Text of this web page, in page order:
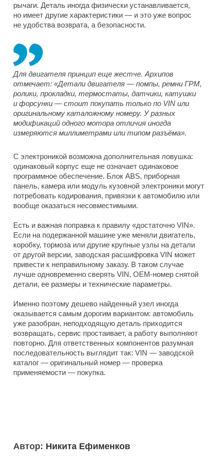
рычаги. Деталь иногда физически устанавливается,
но имеет другие характеристики — и это уже вопрос
не удобства возврата, а безопасности.
Для двигателя принцип еще жестче. Архипов
отмечает: «Детали двигателя — помпы, ремни ГРМ,
ролики, прокладки, термостаты, датчики, катушки
и форсунки — стоит покупать только по VIN или
оригинальному каталожному номеру. У разных
модификаций одного мотора отличия иногда
измеряются миллиметрами или типом разъёма».
С электроникой возможна дополнительная ловушка:
одинаковый корпус еще не означает одинаковое
программное обеспечение. Блок ABS, приборная
панель, камера или модуль кузовной электроники могут
потребовать кодирования, привязки к автомобилю или
вообще оказаться несовместимыми.
Есть и важная поправка к правилу «достаточно VIN».
Если на подержанной машине уже меняли двигатель,
коробку, тормоза или другие крупные узлы на детали
от другой версии, заводская расшифровка VIN может
привести к неправильному заказу. В таком случае
лучше одновременно сверять VIN, OEM-номер снятой
детали, ее размеры и технические параметры.
Именно поэтому дешево найденный узел иногда
оказывается самым дорогим вариантом: автомобиль
уже разобран, неподходящую деталь приходится
возвращать, сервис простаивает, а работу выполняют
повторно. Для ответственных компонентов разумная
последовательность выглядит так: VIN — заводской
каталог — оригинальный номер — проверка
применяемости — покупка.
Автор: Никита Ефименков